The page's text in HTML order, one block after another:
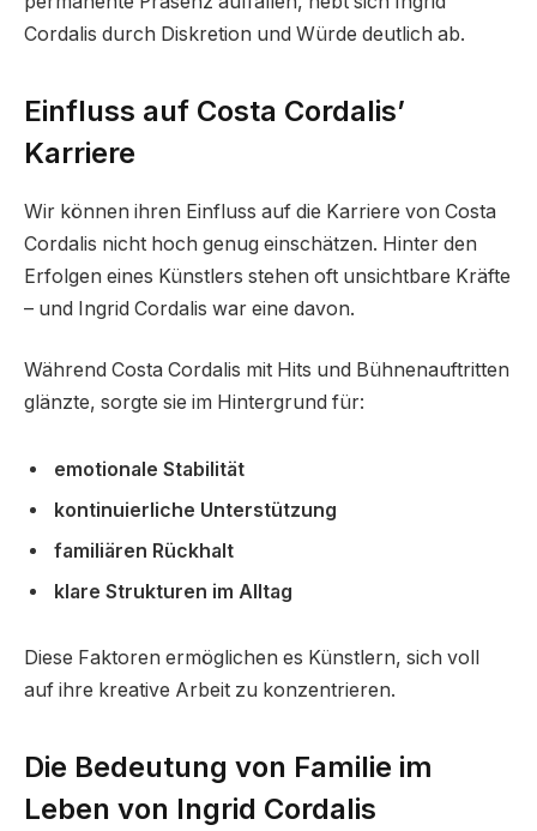
Cordalis durch Diskretion und Würde deutlich ab.
Einfluss auf Costa Cordalis’
Karriere
Wir können ihren Einfluss auf die Karriere von Costa
Cordalis nicht hoch genug einschätzen. Hinter den
Erfolgen eines Künstlers stehen oft unsichtbare Kräfte
– und Ingrid Cordalis war eine davon.
Während Costa Cordalis mit Hits und Bühnenauftritten
glänzte, sorgte sie im Hintergrund für:
emotionale Stabilität
kontinuierliche Unterstützung
familiären Rückhalt
klare Strukturen im Alltag
Diese Faktoren ermöglichen es Künstlern, sich voll
auf ihre kreative Arbeit zu konzentrieren.
Die Bedeutung von Familie im
Leben von Ingrid Cordalis